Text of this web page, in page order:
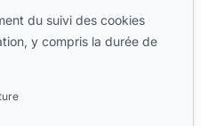
du suivi des cookies
y compris la durée de